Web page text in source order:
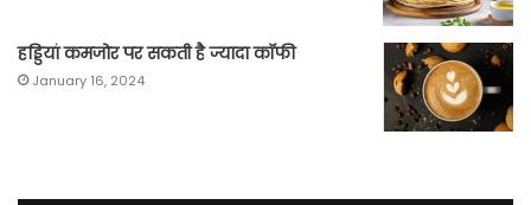
हड्डियां कमजोर पर सकती है ज्यादा कॉफी
January 16, 2024